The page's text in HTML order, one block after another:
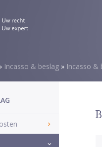
Incasso & beslag » Incasso &